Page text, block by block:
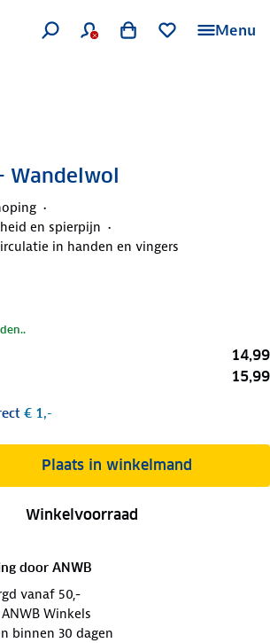
Menu
Wandelwol
en spierpijn
in handen en vingers
14,99
15,99
€ 1,-
Plaats in winkelmand
Winkelvoorraad
door ANWB
vanaf 50,-
Winkels
binnen 30 dagen